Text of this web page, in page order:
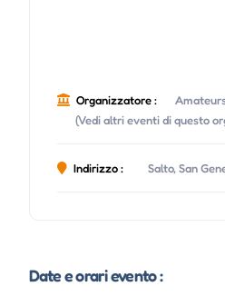
Organizzatore :
(Vedi altri eventi di questo
Indirizzo : Salto, San
Date e orari evento :